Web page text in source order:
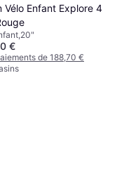
Vélo Enfant Explore 4
€
de 188,70 €